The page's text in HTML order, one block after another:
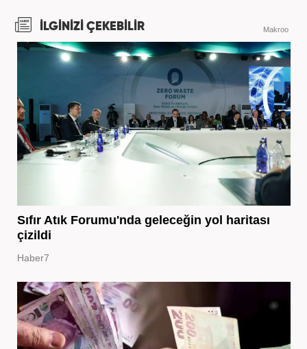
İLGİNİZİ ÇEKEBİLİR Makroo
Sıfır Atık Forumu'nda geleceğin yol haritası
çizildi
Haber7